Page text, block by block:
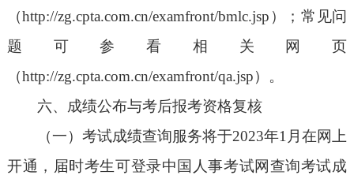
（http://zg.cpta.com.cn/examfront/bmlc.jsp）；常见问
题可参看相关网页
（http://zg.cpta.com.cn/examfront/qa.jsp）。
六、成绩公布与考后报考资格复核
（一）考试成绩查询服务将于2023年1月在网上
开通，届时考生可登录中国人事考试网查询考试成